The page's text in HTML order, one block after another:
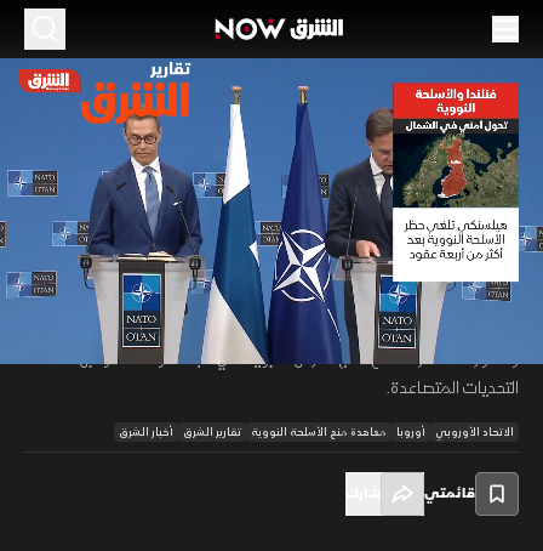
01:02
فنلندا والأسلحة النووية.. تحول أمني في الشمال
19 يونيو 2026 01:02 أخبار
تقارير الشرق
ألغى البرلمان الفنلندي قانون حظر الأسلحة النووية لتعزيز الاستفادة من مظلة
الردع التابعة لحلف النيتو، وسط تحولات أمنية متسارعة بدول الشمال الأوروبي.
وفي موازاة ذلك، عززت دول المنطقة تعاونها العسكري بمشاريع دفاعية
ومناورات مشتركة، مع دمج قدراتها الجوية في شبكة موحدة لمواجهة
التحديات المتصاعدة.
الاتحاد الأوروبي أوروبا معاهدة منع الأسلحة النووية تقارير الشرق أخبار الشرق
قائمتي